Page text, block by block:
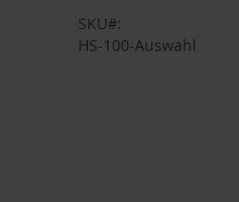
SKU
HS-100-Auswahl